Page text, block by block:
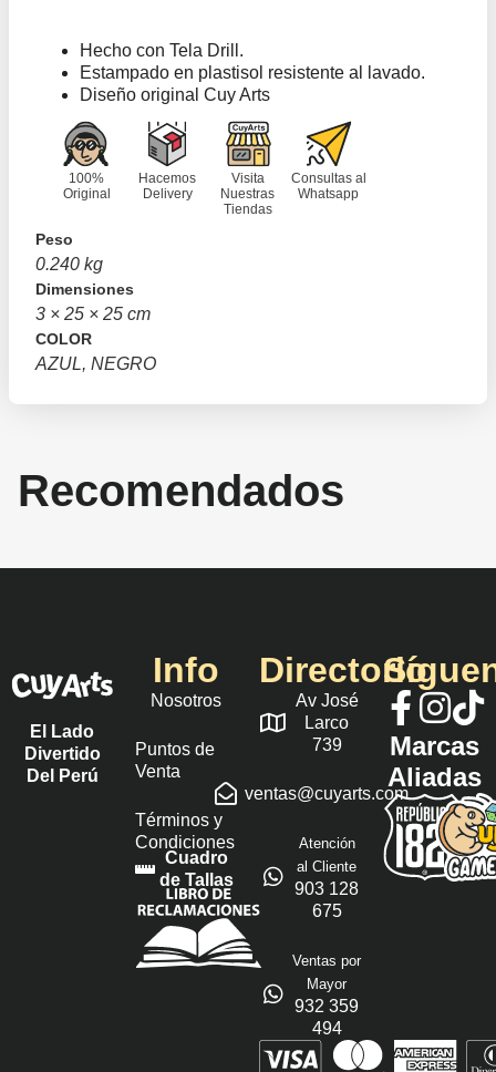
Hecho con Tela Drill.
Estampado en plastisol resistente al lavado.
Diseño original Cuy Arts
100%
Original
Hacemos
Delivery
Visita
Nuestras
Tiendas
Consultas al
Whatsapp
Peso
0.240 kg
Dimensiones
3 × 25 × 25 cm
COLOR
AZUL, NEGRO
Recomendados
El Lado
Divertido
Del Perú
Info
Nosotros
Puntos de
Venta
Términos y
Condiciones
Cuadro
de Tallas
Directorio
Av José
Larco
739
ventas@cuyarts.com
Atención
al Cliente
903 128
675
Ventas por
Mayor
932 359
494
Marcas
Aliadas